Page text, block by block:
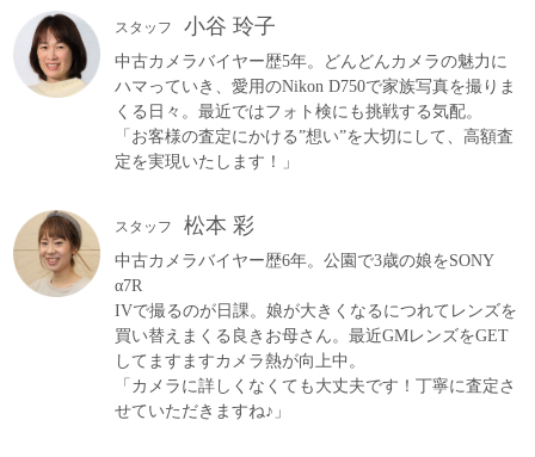
スタッフ 小谷 玲子
中古カメラバイヤー歴5年。どんどんカメラの魅力に
ハマっていき、愛用のNikon D750で家族写真を撮りま
くる日々。最近ではフォト検にも挑戦する気配。
「お客様の査定にかける”想い”を大切にして、高額査
定を実現いたします！」
スタッフ 松本 彩
中古カメラバイヤー歴6年。公園で3歳の娘をSONY
α7R
IVで撮るのが日課。娘が大きくなるにつれてレンズを
買い替えまくる良きお母さん。最近GMレンズをGET
してますますカメラ熱が向上中。
「カメラに詳しくなくても大丈夫です！丁寧に査定さ
せていただきますね♪」